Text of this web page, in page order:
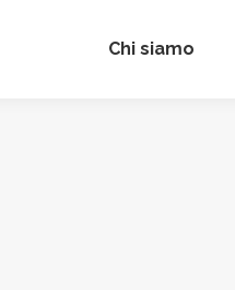
Chi siamo
Chi siamo